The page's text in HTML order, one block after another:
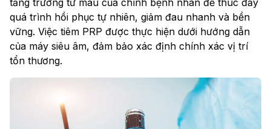
quá trình hồi phục tự nhiên, giảm đau nhanh và bền
vững. Việc tiêm PRP được thực hiện dưới hướng dẫn
của máy siêu âm, đảm bảo xác định chính xác vị trí
tổn thương.